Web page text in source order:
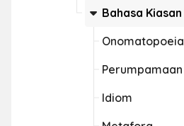
Bahasa Kiasan
Onomatopoeia
Perumpamaan
Idiom